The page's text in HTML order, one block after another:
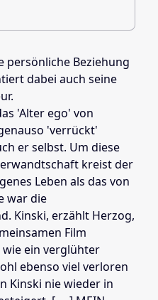
persönliche Beziehung
dabei auch seine
'Alter ego' von
'verrückt'
er selbst. Um diese
kreist der
Leben als das von
war die
Kinski, erzählt Herzog,
Film
ein verglühter
ebenso viel verloren
Kinski nie wieder in